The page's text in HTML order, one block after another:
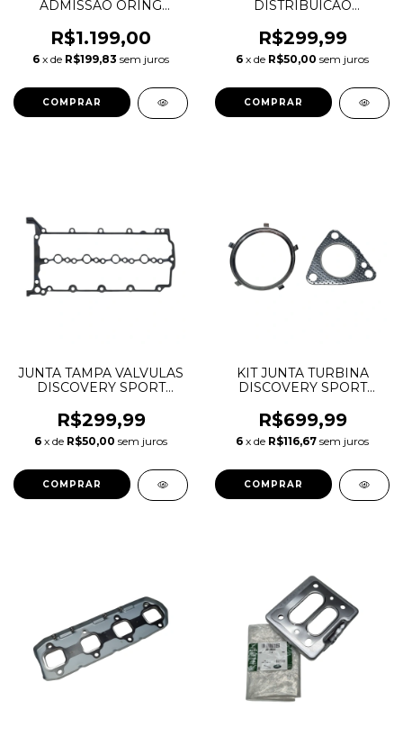
ADMISSAO ORING
EVOQUE F-PACE 2.0
AJ200 INGENIUM
DIESEL LR074073
JDE38156
R$1.199,00
6 x de R$199,83 sem juros
DISTRIBUICAO
SPORT EVOQUE F-PACE
2.0 AJ200 INGENIUM
DIESEL LR073816
R$299,99
6 x de R$50,00 sem juros
JUNTA TAMPA VALVULAS
DISCOVERY SPORT
PACE 2.0 AJ200
INGENIUM DIESEL
LR073784 JDE38499
R$299,99
6 x de R$50,00 sem juros
KIT JUNTA TURBINA
DISCOVERY SPORT
AJ200 INGENIUM
DIESEL LR073723
LR079062 JDE36872
R$699,99
6 x de R$116,67 sem juros